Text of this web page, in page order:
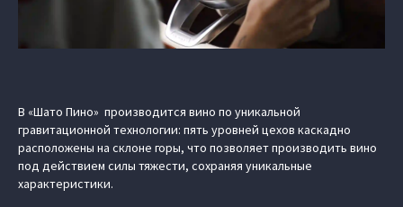
В «Шато Пино» производится вино по уникальной
гравитационной технологии: пять уровней цехов каскадно
расположены на склоне горы, что позволяет производить вино
под действием силы тяжести, сохраняя уникальные
характеристики.